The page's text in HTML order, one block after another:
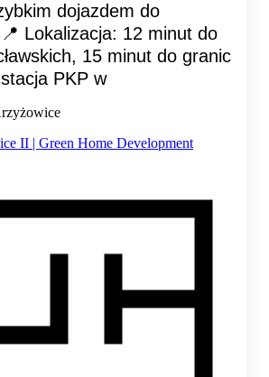
dojazdem do
Lokalizacja: 12 minut do
15 minut do granic
PKP w
II | Green Home Development